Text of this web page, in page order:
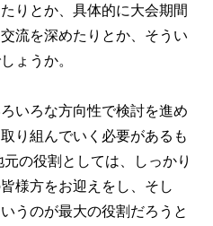
りとか、具体的に大会期間
流を深めたりとか、そうい
ょうか。
いろな方向性で検討を進め
り組んでいく必要があるも
の役割としては、しっかり
様方をお迎えをし、そし
うのが最大の役割だろうと